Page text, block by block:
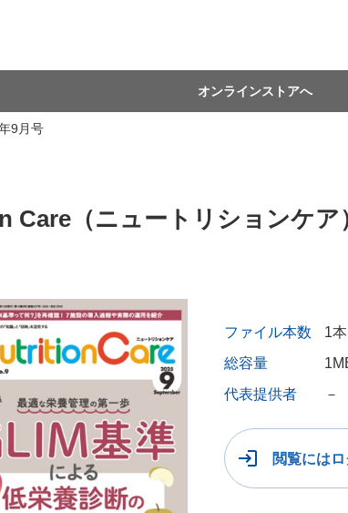
オンラインストアへ
9月号
Care（ニュートリションケア
ファイル本数
1本
総容量
代表提供者
－
閲覧には